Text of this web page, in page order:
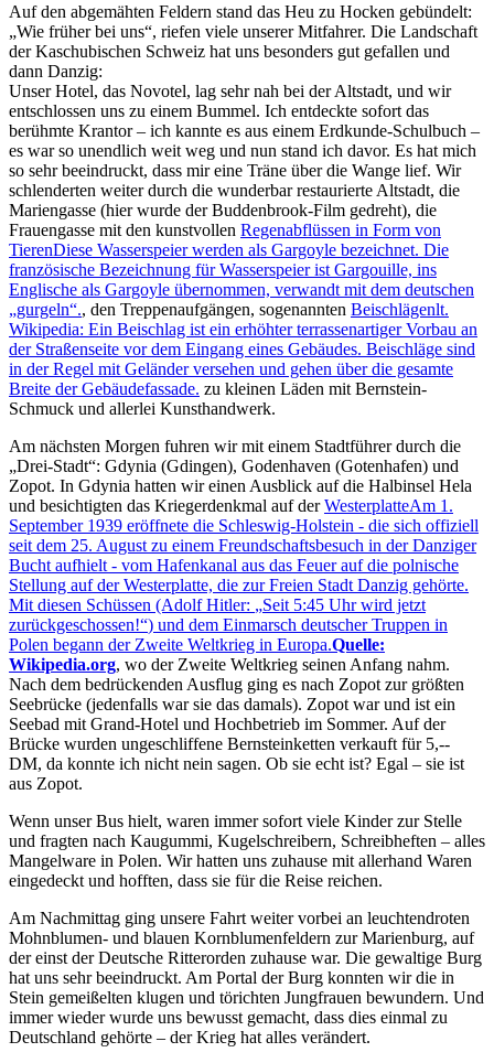
Auf den abgemähten Feldern stand das Heu zu Hocken gebündelt:
Wie früher bei uns , riefen viele unserer Mitfahrer. Die Landschaft
der Kaschubischen Schweiz hat uns besonders gut gefallen und
dann Danzig:
Unser Hotel, das Novotel, lag sehr nah bei der Altstadt, und wir
entschlossen uns zu einem Bummel. Ich entdeckte sofort das
berühmte Krantor – ich kannte es aus einem Erdkunde-Schulbuch –
es war so unendlich weit weg und nun stand ich davor. Es hat mich
so sehr beeindruckt, dass mir eine Träne über die Wange lief. Wir
schlenderten weiter durch die wunderbar restaurierte Altstadt, die
Mariengasse (hier wurde der Buddenbrook-Film gedreht), die
Frauengasse mit den kunstvollen Regenabflüssen in Form von
TierenDiese Wasserspeier werden als Gargoyle bezeichnet. Die
französische Bezeichnung für Wasserspeier ist Gargouille, ins
Englische als Gargoyle übernommen, verwandt mit dem deutschen
gurgeln ., den Treppenaufgängen, sogenannten Beischlägenlt.
Wikipedia: Ein Beischlag ist ein erhöhter terrassenartiger Vorbau an
der Straßenseite vor dem Eingang eines Gebäudes. Beischläge sind
in der Regel mit Geländer versehen und gehen über die gesamte
Breite der Gebäudefassade. zu kleinen Läden mit Bernstein-
Schmuck und allerlei Kunsthandwerk.
Am nächsten Morgen fuhren wir mit einem Stadtführer durch die
Drei-Stadt : Gdynia (Gdingen), Godenhaven (Gotenhafen) und
Zopot. In Gdynia hatten wir einen Ausblick auf die Halbinsel Hela
und besichtigten das Kriegerdenkmal auf derWesterplatteAm 1.
September 1939 eröffnete die Schleswig-Holstein - die sich offiziell
seit dem 25. August zu einem Freund­schafts­besuch in der Danziger
Bucht aufhielt - vom Hafenkanal aus das Feuer auf die polnische
Stellung auf der Westerplatte, die zur Freien Stadt Danzig gehörte.
Mit diesen Schüssen (Adolf Hitler:
Seit 5:45 Uhr wird jetzt
zurückgeschossen! ) und dem Einmarsch deutscher Truppen in
Polen begann der Zweite Weltkrieg in Europa.Quelle:
Wikipedia.org, wo der Zweite Weltkrieg seinen Anfang nahm.
Nach dem bedrückenden Ausflug ging es nach Zopot zur größten
Seebrücke (jedenfalls war sie das damals). Zopot war und ist ein
Seebad mit Grand-Hotel und Hochbetrieb im Sommer. Auf der
Brücke wurden ungeschliffene Bernsteinketten verkauft für 5,--
DM, da konnte ich nicht nein sagen. Ob sie echt ist? Egal – sie ist
aus Zopot.
Wenn unser Bus hielt, waren immer sofort viele Kinder zur Stelle
und fragten nach Kaugummi, Kugelschreibern, Schreibheften – alles
Mangelware in Polen. Wir hatten uns zuhause mit allerhand Waren
eingedeckt und hofften, dass sie für die Reise reichen.
Am Nachmittag ging unsere Fahrt weiter vorbei an leuchtendroten
Mohnblumen- und blauen Kornblumenfeldern zur Marienburg, auf
der einst der Deutsche Ritterorden zuhause war. Die gewaltige Burg
hat uns sehr beeindruckt. Am Portal der Burg konnten wir die in
Stein gemeißelten klugen und törichten Jungfrauen bewundern. Und
immer wieder wurde uns bewusst gemacht, dass dies einmal zu
Deutschland gehörte – der Krieg hat alles verändert.